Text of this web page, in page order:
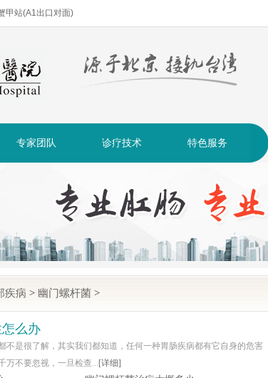
甲站(A1出口对面)
专家团队 诊疗技术 特色服务
疾病 > 幽门螺杆菌 >
么办
不是很了解，其实我们都知道，任何一种胃肠疾病都有它自身的危害
万不要忽视，一旦检查... [详细]